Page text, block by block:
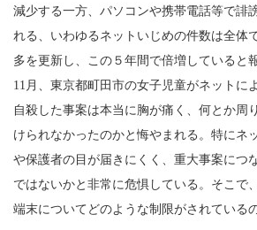
減少する一方、パソコンや携帯電話等で誹
れる、いわゆるネットいじめの件数は全体
多を更新し、この５年間で倍増していると
11月、東京都町田市の女子児童がネットに
自殺した事案は本当に胸が痛く、何とか周
けられなかったのかと悔やまれる。特にネ
や保護者の目が届きにくく、重大事案につ
ではないかと非常に危惧している。そこで
端末についてどのような制限がされている